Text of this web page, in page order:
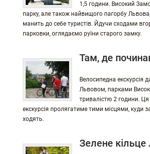
1,5 години. Високий
парку, але також найвищого пагорбу
манить до себе туристів. Йдучи сходами
парковки, оглядаємо руїни старого замку.
Там, де
Велосипедна екскурсія
Львовом, парками
тривалістю 2 години.
екскурсія пролягатиме тими місцями, куди
ходять.
Зелене кільце